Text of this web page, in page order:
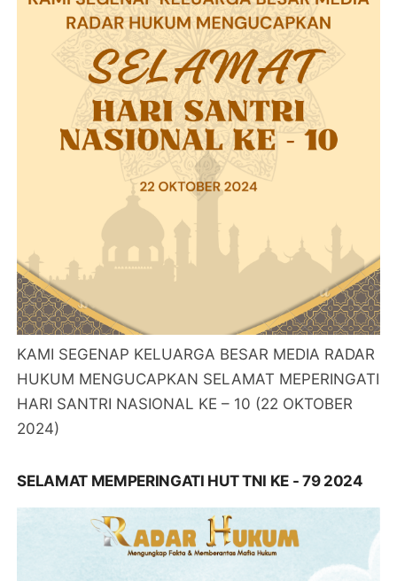
KAMI SEGENAP KELUARGA BESAR MEDIA RADAR
HUKUM MENGUCAPKAN SELAMAT MEPERINGATI
HARI SANTRI NASIONAL KE – 10 (22 OKTOBER
2024)
SELAMAT MEMPERINGATI HUT TNI KE - 79 2024